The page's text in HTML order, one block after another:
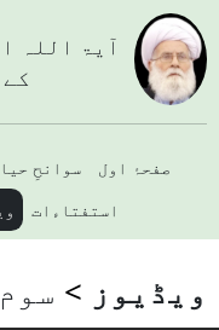
آيۃ اللہ
کے
صفحۂ اول سوانحِ حیات
استفتاءات
سوم